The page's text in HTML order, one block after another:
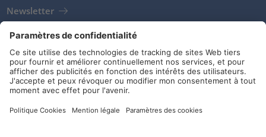
Newsletter
Clients
Fournisseurs
Conditions de stockage
Réseaux sociaux